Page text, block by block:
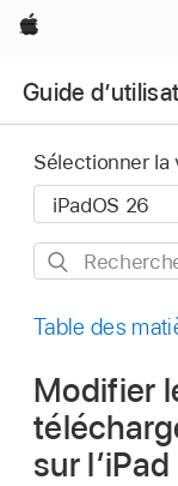
Apple
Guide
Sélectionner la
Rechercher
ce
Table des
Modifier
sur l’iPad